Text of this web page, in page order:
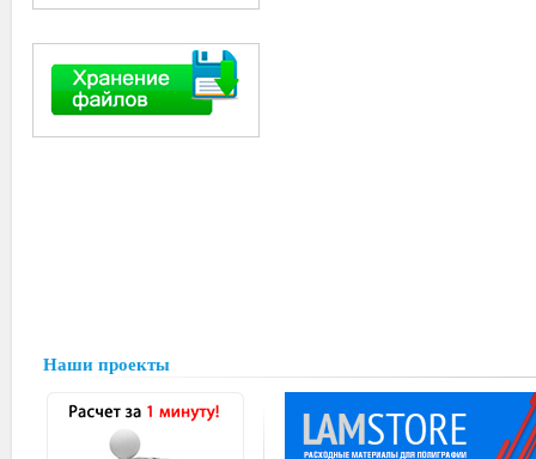
Наши проекты